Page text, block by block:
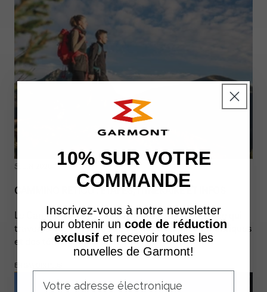
5 JUIN 2026
CAMMINO RETICO : ÉTAPES, ITINÉRAIRE ET INFOS
Le Cammino Retico est un itinéraire de randonnée qui
traverse des paysages alpins, des villages authentiques
et des témoignages historiques...
EN SAVOIR PLUS
10% SUR VOTRE
COMMANDE
Inscrivez-vous à notre newsletter
pour obtenir un code de réduction
exclusifet recevoir toutes les
nouvelles de Garmont!